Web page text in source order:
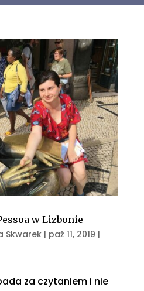
w Lizbonie
Skwarek| paź 11, 2019 |
za czytaniem i nie